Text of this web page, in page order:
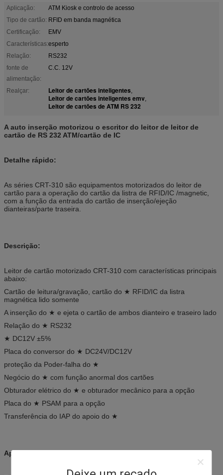
Aplicação:
ATM Kiosk e controlo de acesso
Tipo de cartão: RFID em banda magnética
Certificação:
EMV
Características:esperto
Relação:
RS232
fonte de
alimentação:
C.C. 12V
Realçar: Leitor de cartões inteligentes,
Leitor de cartões inteligentes emv,
Leitor de cartões de ATM RS 232
A auto inserção motorizou o escritor do leitor de leitor de
cartão de RS 232 ATM/cartão de IC
Detalhe rápido:
As séries CRT-310 são equipamentos motorizados do leitor de
cartão para a operação do cartão da listra de RFID/IC /magnetic,
com a função da entrada do cartão de inserção/ejeção
dianteiras/parte traseira.
Descrição:
Leitor de cartão motorizado CRT-310 com características principais
abaixo:
Cartão de leitura/gravação, cartão do ★ RFID/IC da listra
magnética lido somente
A inserção do ★ e ejeta o cartão de ambos dianteiro e traseiro lado
Relação do ★ RS232
★ DC12V ±5%
Placa do conversor do ★ DC24V/DC12V
proteção da Poder-falha do ★
Negócio do ★ com função anormal dos cartões
Obturador elétrico do ★ e obturador mecânico para a opção
Placa do ★ PSAM para a opção
Transferência do IAP do apoio do ★
Aplicações: